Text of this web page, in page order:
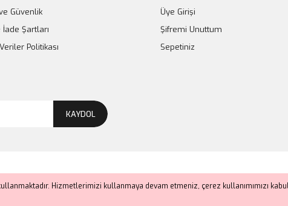
Hizmetlerimizi kullanmaya devam etmeniz, çerez kullanımımızı
Güvenlik
Şartları
Politikası
Üye Girişi
Şifremi Unuttum
Sepetiniz
KAYDOL